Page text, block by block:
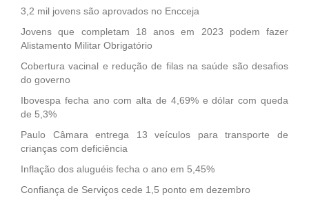
3,2 mil jovens são aprovados no Encceja
Jovens que completam 18 anos em 2023 podem fazer
Alistamento Militar Obrigatório
Cobertura vacinal e redução de filas na saúde são desafios
do governo
Ibovespa fecha ano com alta de 4,69% e dólar com queda
de 5,3%
Paulo Câmara entrega 13 veículos para transporte de
crianças com deficiência
Inflação dos aluguéis fecha o ano em 5,45%
Confiança de Serviços cede 1,5 ponto em dezembro